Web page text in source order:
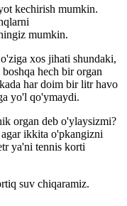
kechirish mumkin.
mumkin.
xos jihati shundaki,
hech bir organ
har doim bir litr havo
yo'l qo'ymaydi.
organ deb o'ylaysizmi?
ikkita o'pkangizni
ya'ni tennis korti
suv chiqaramiz.